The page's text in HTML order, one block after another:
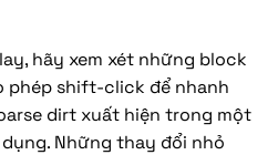
hãy xem xét những block
phép shift-click để nhanh
dirt xuất hiện trong một
Những thay đổi nhỏ